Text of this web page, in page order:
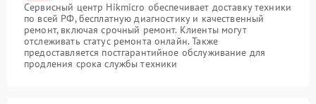
Сервисный центр Hikmicro обеспечивает доставку техники
по всей РФ, бесплатную диагностику и качественный
ремонт, включая срочный ремонт. Клиенты могут
отслеживать статус ремонта онлайн. Также
предоставляется постгарантийное обслуживание для
продления срока службы техники